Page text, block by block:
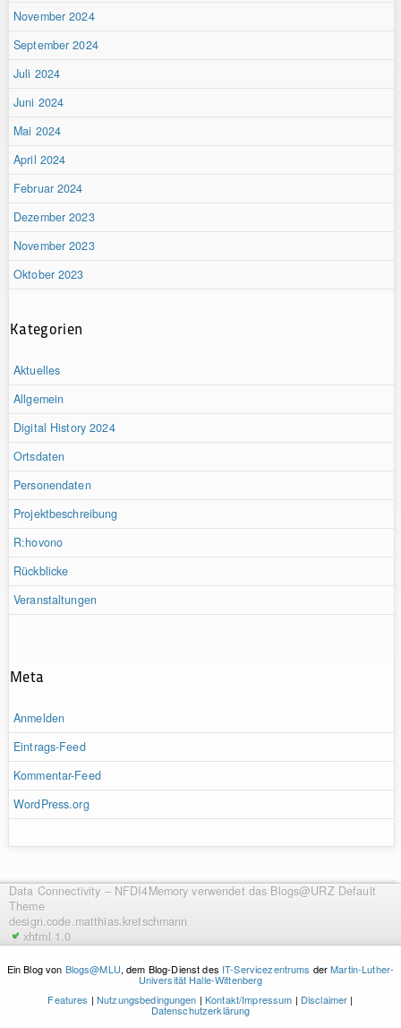
November 2024
September 2024
Juli 2024
Juni 2024
Mai 2024
April 2024
Februar 2024
Dezember 2023
November 2023
Oktober 2023
Kategorien
Aktuelles
Allgemein
Digital History 2024
Ortsdaten
Personendaten
Projektbeschreibung
R:hovono
Rückblicke
Veranstaltungen
Meta
Anmelden
Eintrags-Feed
Kommentar-Feed
WordPress.org
Data Connectivity – NFDI4Memory verwendet das Blogs@URZ Default
Theme
design.code.matthias.kretschmann
xhtml 1.0
Ein Blog von Blogs@MLU, dem Blog-Dienst des IT-Servicezentrums derMartin-Luther-
Universität Halle-Wittenberg
Features | Nutzungsbedingungen |Kontakt/Impressum | Disclaimer |
Datenschutzerklärung